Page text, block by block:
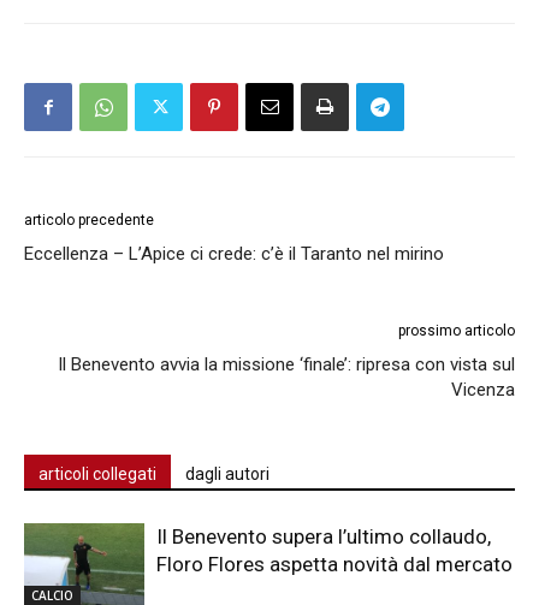
articolo precedente
Eccellenza – L’Apice ci crede: c’è il Taranto nel mirino
prossimo articolo
Il Benevento avvia la missione ‘finale’: ripresa con vista sul
Vicenza
articoli collegati dagli autori
CALCIO
Il Benevento supera l’ultimo collaudo,
Floro Flores aspetta novità dal mercato